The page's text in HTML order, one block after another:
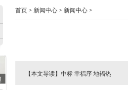
首页 > 新闻中心 > 新闻中心 >
【本文导读】中标 幸福序 地辐热